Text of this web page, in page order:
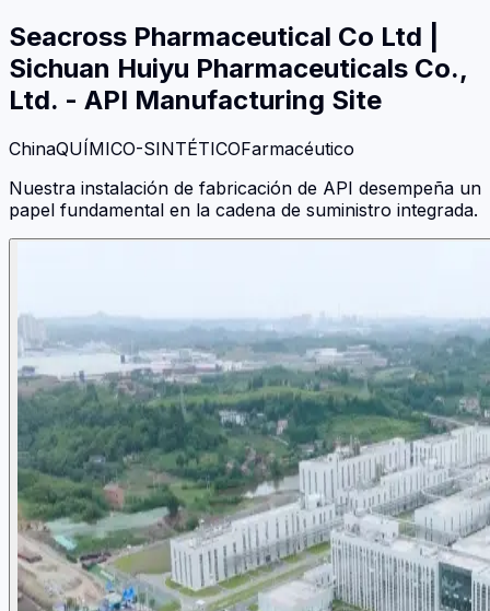
Seacross Pharmaceutical Co Ltd
Sichuan Huiyu Pharmaceuticals Co.,
Ltd. - API Manufacturing Site
ChinaQUÍMICO-SINTÉTICOFarmacéutico
Nuestra instalación de fabricación de API desempeña un
papel fundamental en la cadena de suministro integrada.